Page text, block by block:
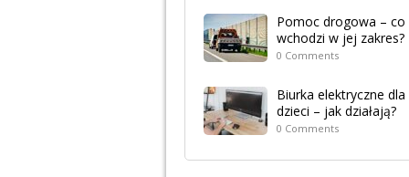
Pomoc drogowa – co
wchodzi w jej zakres?
0 Comments
Biurka elektryczne dla
dzieci – jak działają?
0 Comments